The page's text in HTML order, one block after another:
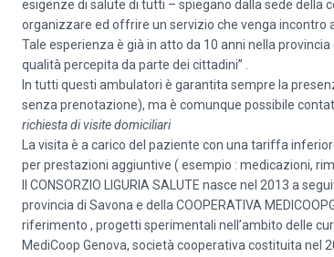
esigenze di salute di tutti – spiegano dalla sede della
organizzare ed offrire un servizio che venga incontro
Tale esperienza è già in atto da 10 anni nella provincia
qualità percepita da parte dei cittadini” .
In tutti questi ambulatori è garantita sempre la
senza prenotazione), ma è comunque possibile
richiesta di visite domiciliari
La visita è a carico del paziente con una tariffa
per prestazioni aggiuntive ( esempio : medicazioni,
Il CONSORZIO LIGURIA SALUTE nasce nel 2013 a
provincia di Savona e della COOPERATIVA
riferimento , progetti sperimentali nell’ambito delle
MediCoop Genova, società cooperativa costituita